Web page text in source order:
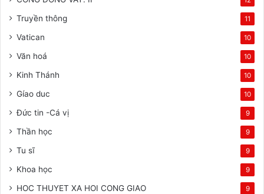
Truyền thông 11
Vatican 10
Văn hoá 10
Kinh Thánh 10
Gíao duc 10
Đức tin -Cá vị 9
Thần học 9
Tu sĩ 9
Khoa học 9
HOC THUYET XA HOI CONG GIAO 9